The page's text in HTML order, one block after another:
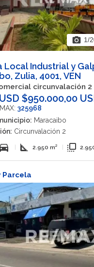
photo_camera 1/
Local Industrial y
Zulia, 4001, VEN
circunvalación 2
USD $950.000,00
325968
Maracaibo
Circunvalación 2
directions_car square_foot 2.950 m² flip_to_front
Parcela